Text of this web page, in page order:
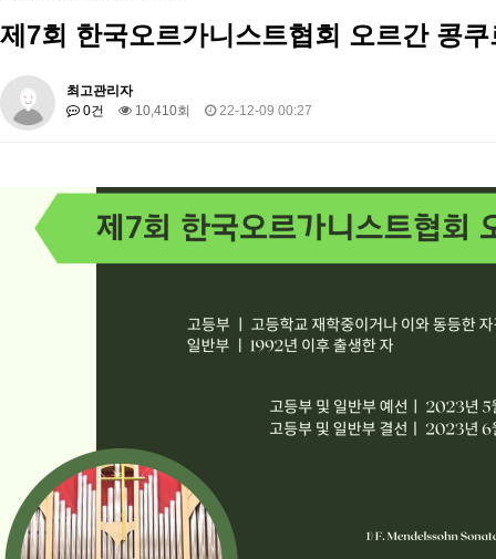
제7회 한국오르가니스트협회 오르간 콩쿠
최고관리자
0건
10,410회 22-12-09 00:27